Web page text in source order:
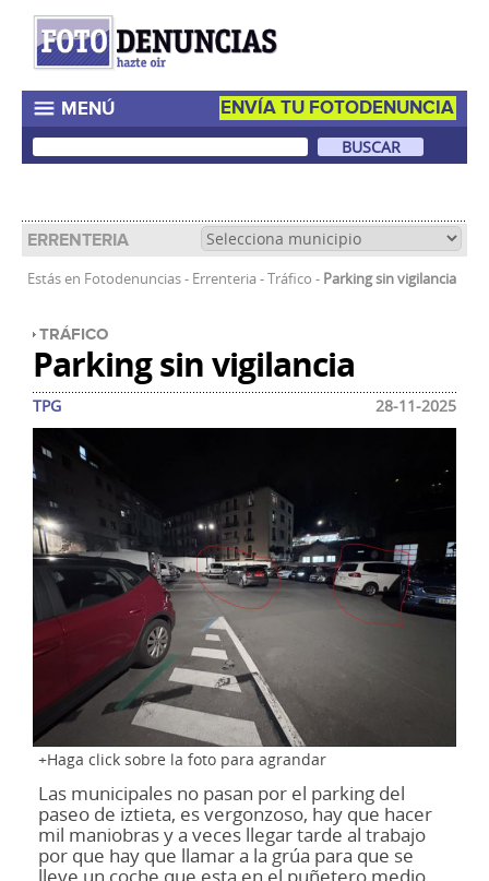
ENVÍA TU FOTODENUNCIA
MENÚ
ERRENTERIA
Estás en Fotodenuncias- Errenteria -Tráfico - Parking sin vigilancia
TRÁFICO
Parking sin vigilancia
Haga click sobre la foto para agrandar
TPG 28-11-2025
Las municipales no pasan por el parking del
paseo de iztieta, es vergonzoso, hay que hacer
mil maniobras y a veces llegar tarde al trabajo
por que hay que llamar a la grúa para que se